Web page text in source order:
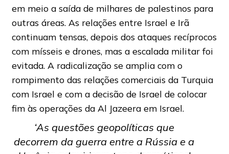
em meio a saída de milhares de palestinos para
outras áreas. As relações entre Israel e Irã
continuam tensas, depois dos ataques recíprocos
com mísseis e drones, mas a escalada militar foi
evitada. A radicalização se amplia com o
rompimento das relações comerciais da Turquia
com Israel e com a decisão de Israel de colocar
fim às operações da Al Jazeera em Israel.
‘As questões geopolíticas que
decorrem da guerra entre a Rússia e a